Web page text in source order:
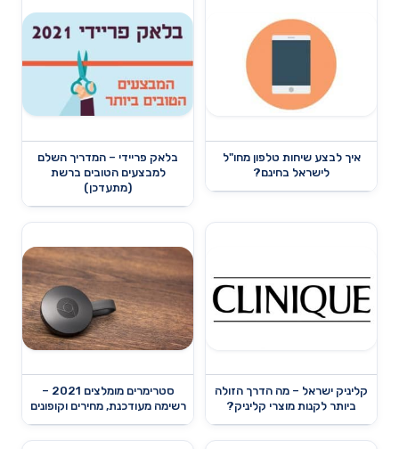
איך לבצע שיחות טלפון מחו"ל
לישראל בחינם?
בלאק פריידי – המדריך השלם
למבצעים הטובים ברשת
(מתעדכן)
קליניק ישראל – מה הדרך הזולה
ביותר לקנות מוצרי קליניק?
סטרימרים מומלצים 2021 –
רשימה מעודכנת, מחירים וקופונים